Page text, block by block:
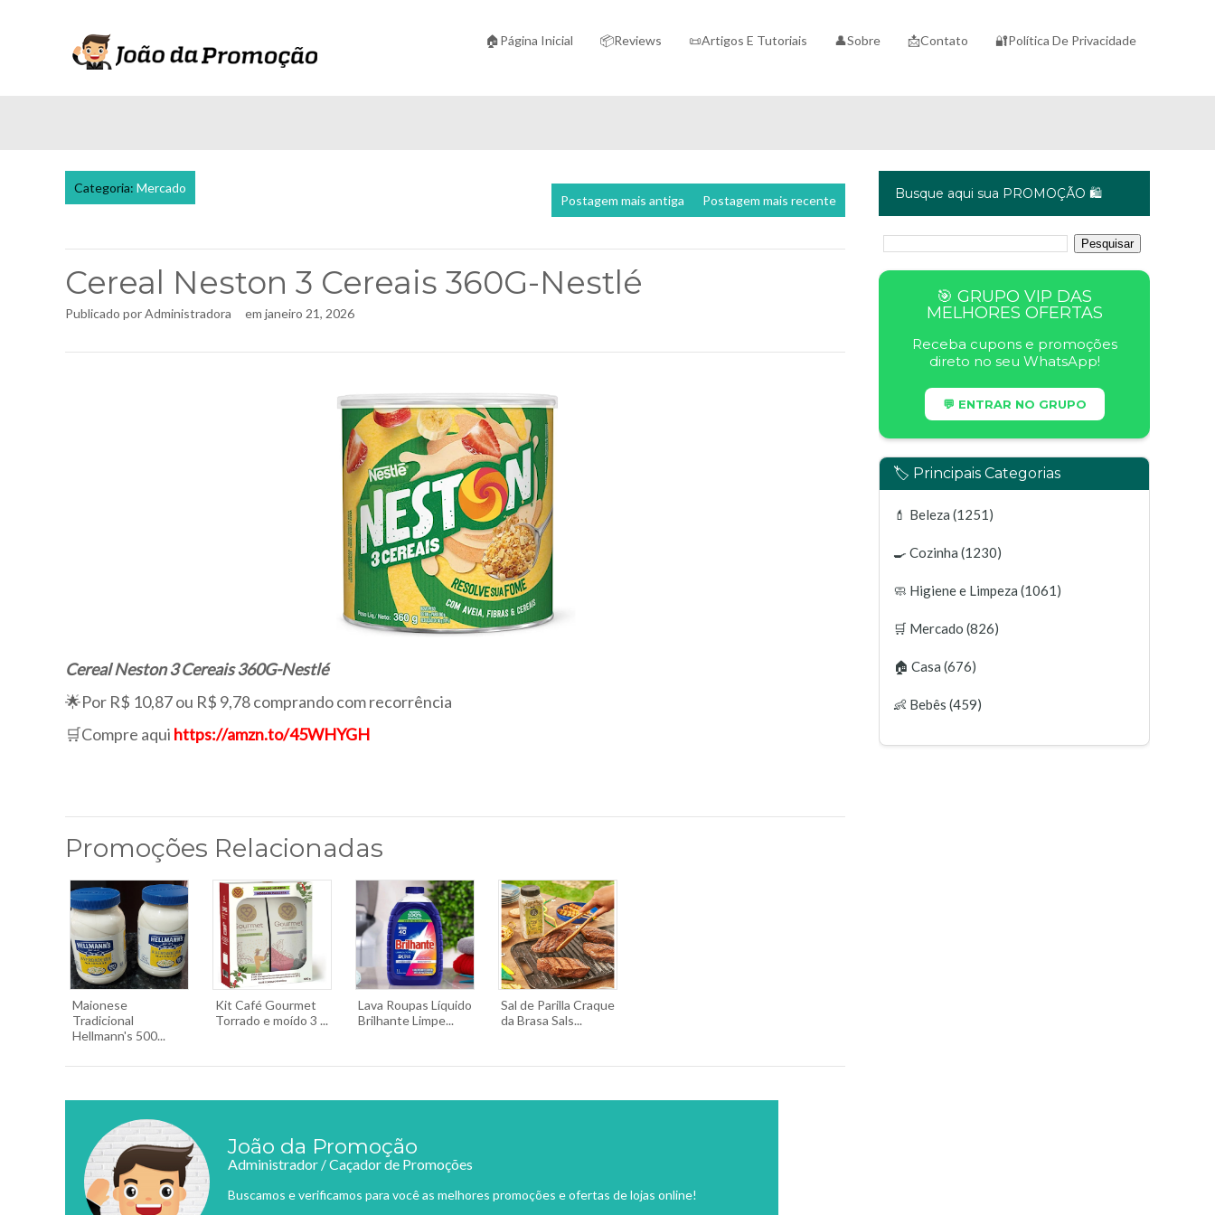
🏠Página Inicial 📦Reviews 📜Artigos E Tutoriais 👤Sobre 📩Contato 🔐Política De Privacidade
Categoria: Mercado
Postagem mais recente
Postagem mais antiga
Cereal Neston 3 Cereais 360G-Nestlé
Publicado porAdministradora em janeiro 21, 2026
Cereal Neston 3 Cereais 360G-Nestlé
🌟Por R$ 10,87 ou R$ 9,78 comprando com recorrência
🛒Compre aqui https://amzn.to/45WHYGH
Promoções Relacionadas
Maionese
Tradicional
Hellmann's 500...
Kit Café Gourmet
Torrado e moído 3 ...
Lava Roupas Líquido
Brilhante Limpe...
Sal de Parilla Craque
da Brasa Sals...
João da Promoção
Administrador / Caçador de Promoções
Buscamos e verificamos para você as melhores promoções e ofertas de lojas online!
Busque aqui sua PROMOÇÃO 🛍️
🎯 GRUPO VIP DAS
MELHORES OFERTAS
Receba cupons e promoções
direto no seu WhatsApp!
💬 ENTRAR NO GRUPO
🏷️ Principais Categorias
💄 Beleza (1251)
🍳 Cozinha (1230)
🧼 Higiene e Limpeza (1061)
🛒 Mercado (826)
🏠 Casa (676)
👶 Bebês (459)